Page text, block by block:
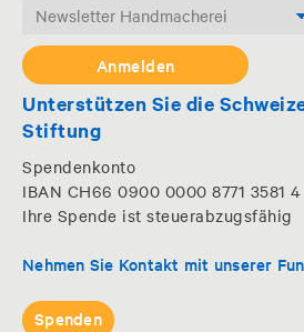
Unterstützen Sie die
Stiftung
Spendenkonto
IBAN CH66 0900 0000 8771 3581 4
Ihre Spende ist steuerabzugsfähig
Nehmen Sie Kontakt mit unserer
Spenden